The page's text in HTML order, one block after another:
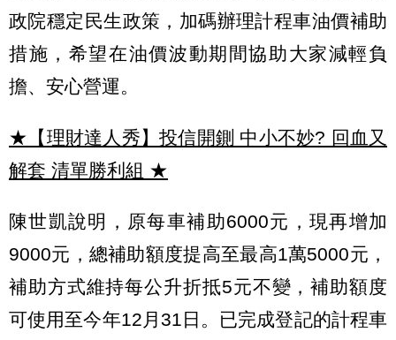
政院穩定民生政策，加碼辦理計程車油價補助
措施，希望在油價波動期間協助大家減輕負
擔、安心營運。
★【理財達人秀】投信開鍘 中小不妙? 回血又
解套 清單勝利組 ★
陳世凱說明，原每車補助6000元，現再增加
9000元，總補助額度提高至最高1萬5000元，
補助方式維持每公升折抵5元不變，補助額度
可使用至今年12月31日。已完成登記的計程車